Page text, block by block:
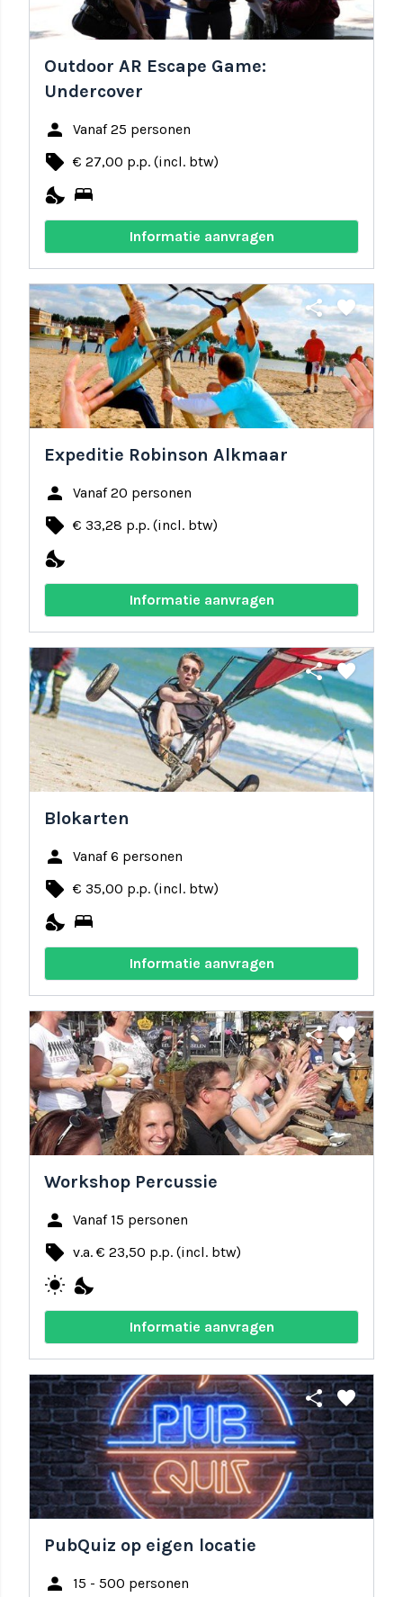
Outdoor AR Escape Game:
Undercover
person Vanaf 25 personen
local_offer € 27,00 p.p. (incl. btw)
nights_stay bed
Informatie aanvragen
share favorite
Expeditie Robinson Alkmaar
person Vanaf 20 personen
local_offer € 33,28 p.p. (incl. btw)
nights_stay
Informatie aanvragen
share favorite
Blokarten
person Vanaf 6 personen
local_offer € 35,00 p.p. (incl. btw)
nights_stay bed
Informatie aanvragen
share favorite
Workshop Percussie
person Vanaf 15 personen
local_offer v.a. € 23,50 p.p. (incl. btw)
wb_sunny nights_stay
Informatie aanvragen
share favorite
PubQuiz op eigen locatie
person 15 - 500 personen